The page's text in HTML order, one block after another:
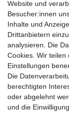
Top Themen
Adventskalender
Service
Versandinfos
FAQ
Ersatzteile
Registrieren
Wir versenden
Website und
Besucher:innen
Inhalte und
Drittanbietern
analysieren. Die
Cookies. Wir teilen
Einstellungen
Die
berechtigten
oder abgelehnt
und die